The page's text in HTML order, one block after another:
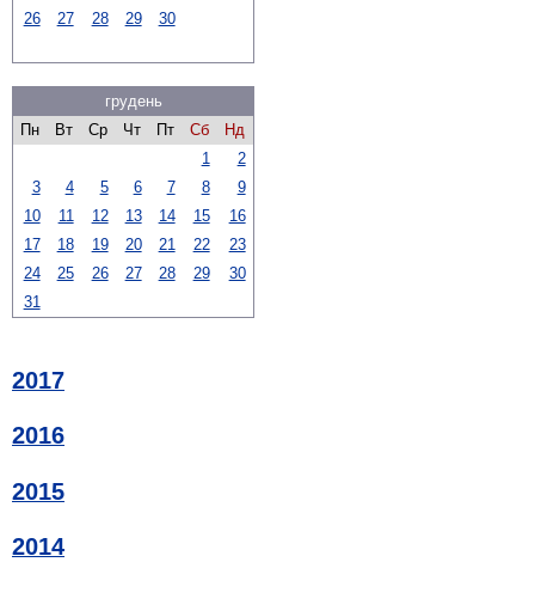
26
27 28 29 30
грудень
Пн
Вт Ср Чт Пт Сб
Нд
1
2
3
4 5 6 7 8
9
10
11 12 13 14 15
16
17
18 19 20 21 22
23
24
25 26 27 28 29
30
31
2017
2016
2015
2014